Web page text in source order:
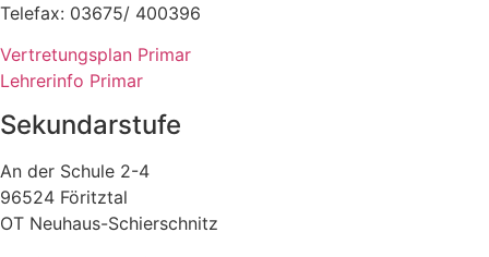
Telefax: 03675/ 400396
Vertretungsplan Primar
Lehrerinfo Primar
Sekundarstufe
An der Schule 2-4
96524 Föritztal
OT Neuhaus-Schierschnitz